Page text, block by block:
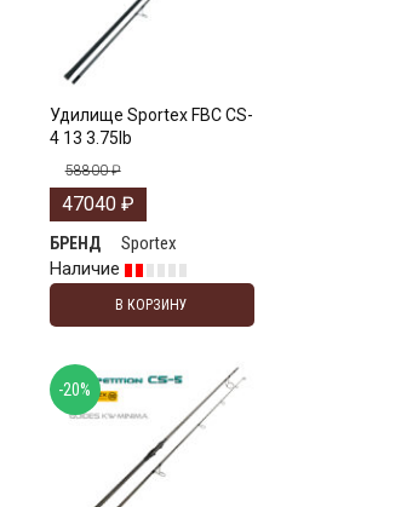
Удилище Sportex FBC CS-
4 13 3.75lb
58800₽
47040 ₽
БРЕНД
Sportex
Наличие
В КОРЗИНУ
-20%